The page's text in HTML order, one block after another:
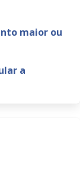
maior ou
a